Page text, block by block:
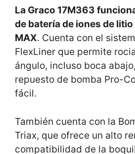
La Graco 17M363
de batería de iones de litio
MAX. Cuenta con el
FlexLiner que permite
ángulo, incluso boca
repuesto de bomba Pro-
fácil.
También cuenta con la
Triax, que ofrece un alto
compatibilidad de la